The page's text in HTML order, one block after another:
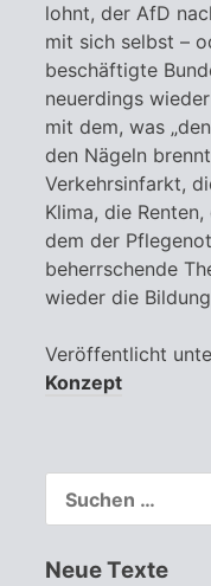
lohnt, der AfD
mit sich selbst –
beschäftigte
neuerdings
mit dem, was
den Nägeln
Verkehrsinfarkt,
Klima, die
dem der
beherrschende
wieder die
Veröffentlicht
Konzept
NACH:
Neue Texte